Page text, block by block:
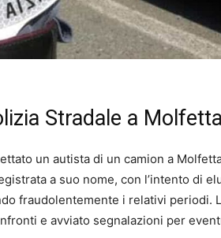
Stradale a Molfetta
un autista di un camion a
a suo nome, con l’intento di
fraudolentemente i relativi periodi.
e avviato segnalazioni per